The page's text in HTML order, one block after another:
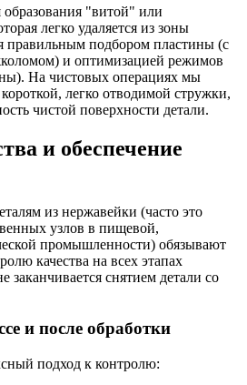
"витой" или
легко удаляется из зоны
правильным подбором пластины (с
и оптимизацией режимов
На чистовых операциях мы
легко отводимой стружки,
чистой поверхности детали.
и обеспечение
из нержавейки (часто это
узлов в пищевой,
промышленности) обязывают
качества на всех этапах
заканчивается снятием детали со
и после обработки
подход к контролю: